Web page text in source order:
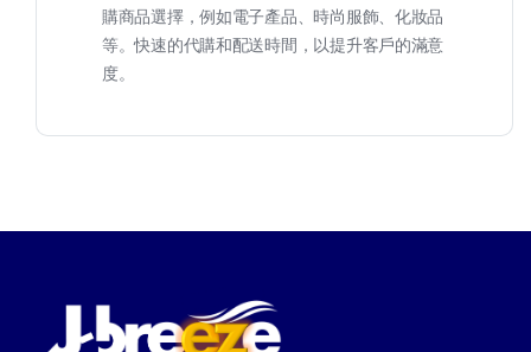
購商品選擇，例如電子產品、時尚服飾、化妝品
等。快速的代購和配送時間，以提升客戶的滿意
度。